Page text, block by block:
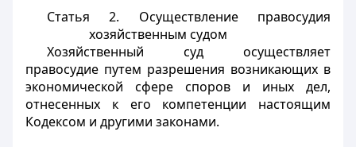
Статья 2. Осуществление правосудия
хозяйственным судом
Хозяйственный суд осуществляет
правосудие путем разрешения возникающих в
экономической сфере споров и иных дел,
отнесенных к его компетенции настоящим
Кодексом и другими законами.